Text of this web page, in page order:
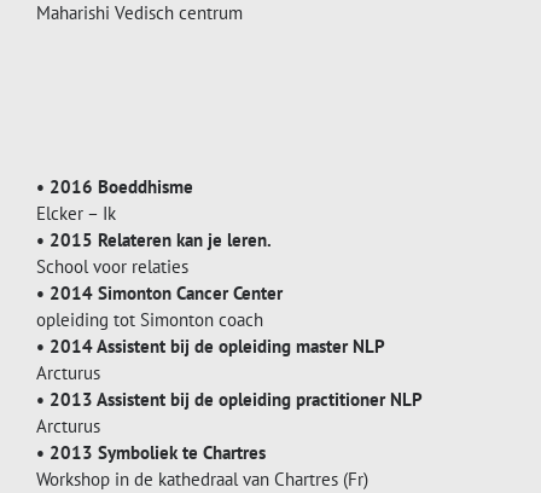
Maharishi Vedisch centrum
• 2016 Boeddhisme
Elcker – Ik
• 2015 Relateren kan je leren.
School voor relaties
• 2014 Simonton Cancer Center
opleiding tot Simonton coach
• 2014 Assistent bij de opleiding master NLP
Arcturus
• 2013 Assistent bij de opleiding practitioner NLP
Arcturus
• 2013 Symboliek te Chartres
Workshop in de kathedraal van Chartres (Fr)